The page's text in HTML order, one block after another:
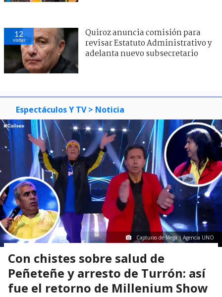
12
visitas
Quiroz anuncia comisión para
revisar Estatuto Administrativo y
adelanta nuevo subsecretario
Espectáculos Y TV > Noticia
Capturas de Mega | Agencia UNO
Con chistes sobre salud de
Peñeteñe y arresto de Turrón: así
fue el retorno de Millenium Show